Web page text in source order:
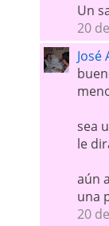
Un
20
José
sea
le
aún
una
20